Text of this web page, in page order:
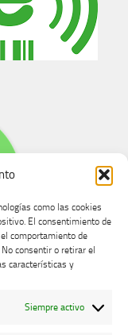
como las cookies
El consentimiento de
comportamiento de
consentir o retirar el
características y
Siempre activo